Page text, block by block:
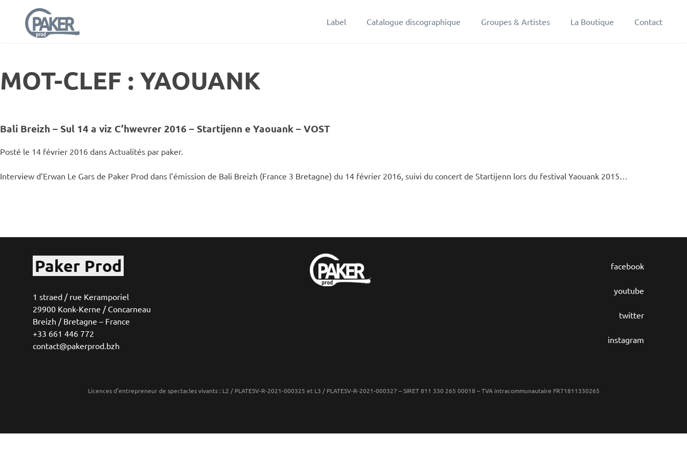
Label Catalogue discographique Groupes & Artistes La Boutique Contact
MOT-CLEF : YAOUANK
Bali Breizh – Sul 14 a viz C’hwevrer 2016 – Startijenn e Yaouank – VOST
Posté le 14 février 2016 dans Actualités par paker.
Interview d’Erwan Le Gars de Paker Prod dans l’émission de Bali Breizh (France 3 Bretagne) du 14 février 2016, suivi du concert de Startijenn lors du festival Yaouank 2015…
Paker Prod
1 straed / rue Keramporiel
29900 Konk-Kerne / Concarneau
Breizh / Bretagne – France
+33 661 446 772
contact@pakerprod.bzh
facebook
youtube
twitter
instagram
Licences d’entrepreneur de spectacles vivants : L2 / PLATESV-R-2021-000325 et L3 / PLATESV-R-2021-000327 – SIRET 811 330 265 00018 – TVA intracommunautaire FR71811330265